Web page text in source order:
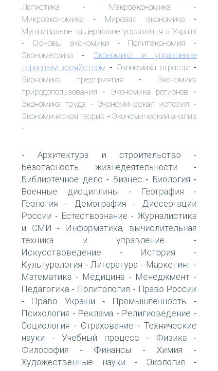
Логистика - Макроэкономика -
Микроэкономика - Мировая экономика -
Муніципальне та державне управління в Україні
- Основы экономики - Политэкономия -
Эконометрика - Экономика и управление
народным хозяйством - Экономика отрасли -
Экономика предприятия - Экономика
природопользования - Экономика регионов -
Экономика труда - Экономическая история -
Экономическая теория - Экономический анализ
-
- Архитектура и строительство -
Безопасность жизнедеятельности -
Библиотечное дело - Бизнес - Биология -
Военные дисциплины - География -
Геология - Демография -
Диссертации
России - Естествознание - Журналистика
и СМИ -
Информатика, вычислительная
техника и управление -
Искусствоведение - История -
Культурология - Литература - Маркетинг -
Математика - Медицина - Менеджмент -
Педагогика - Политология - Право России
- Право України - Промышленность -
Психология - Реклама - Религиоведение -
Социология - Страхование - Технические
науки - Учебный процесс - Физика -
Философия - Финансы - Химия -
Художественные науки - Экология -